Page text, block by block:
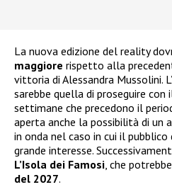
La nuova edizione del reality
maggiore rispetto alla
vittoria di Alessandra Mussolini.
sarebbe quella di proseguire
settimane che precedono il
aperta anche la possibilità di un
in onda nel caso in cui il pubblico
grande interesse.
L’Isola dei Famosi, che potrebbe
del 2027.